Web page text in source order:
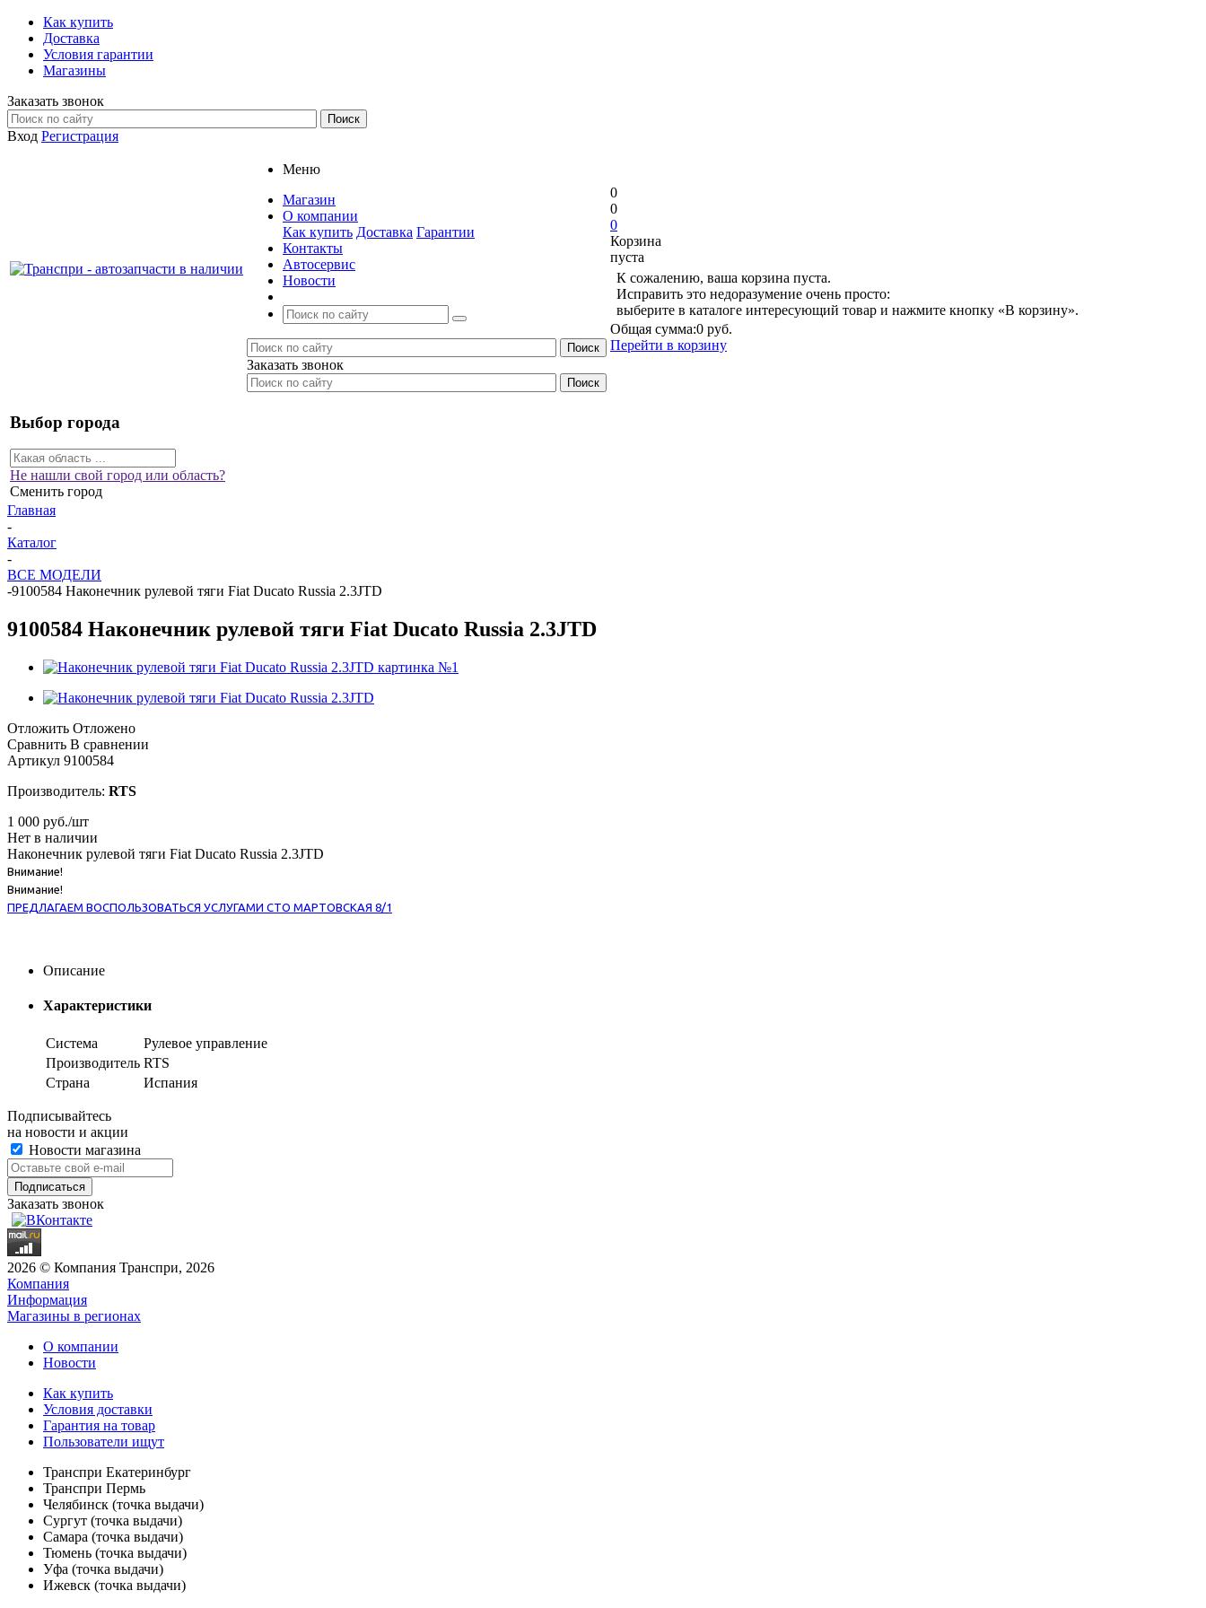
Как купить
Доставка
Условия гарантии
Магазины
Заказать звонок
Вход Регистрация
Меню
Магазин
О компании
Как купить Доставка Гарантии
Контакты
Автосервис
Новости
Заказать звонок
0
0
0
Корзина
пуста
К сожалению, ваша корзина пуста.
Исправить это недоразумение очень просто:
выберите в каталоге интересующий товар и нажмите кнопку «В корзину».
Общая сумма:0 руб.
Перейти в корзину
Выбор города
Не нашли свой город или область?
Сменить город
Главная
-
Каталог
-
ВСЕ МОДЕЛИ
-9100584 Наконечник рулевой тяги Fiat Ducato Russia 2.3JTD
9100584 Наконечник рулевой тяги Fiat Ducato Russia 2.3JTD
Отложить Отложено
Сравнить В сравнении
Артикул 9100584
Производитель: RTS
1 000 руб./шт
Нет в наличии
Наконечник рулевой тяги Fiat Ducato Russia 2.3JTD
Внимание!
Внимание!
ПРЕДЛАГАЕМ ВОСПОЛЬЗОВАТЬСЯ УСЛУГАМИ СТО МАРТОВСКАЯ 8/1
Описание
Характеристики
Система
Рулевое управление
Производитель RTS
Страна
Испания
Подписывайтесь
на новости и акции
Новости магазина
Заказать звонок
2026 © Компания Транспри, 2026
Компания
Информация
Магазины в регионах
О компании
Новости
Как купить
Условия доставки
Гарантия на товар
Пользователи ищут
Транспри Екатеринбург
Транспри Пермь
Челябинск (точка выдачи)
Сургут (точка выдачи)
Самара (точка выдачи)
Тюмень (точка выдачи)
Уфа (точка выдачи)
Ижевск (точка выдачи)